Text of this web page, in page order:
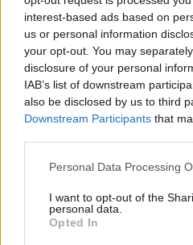
interest-based ads based on
us or personal information
your opt-out. You may
disclosure of your personal
IAB’s list of downstream
also be disclosed by us to third
Downstream Participants that
Personal Data Processing
I want to opt-out of the
personal data.
Opted In
αύξησης καυσίμων
ReFuelEU Aviation.
Προβλέπεται
χρονοθυρίδες
αεροπορικές
εξαιρεθούν από τις
λόγω προβλημάτων
στα αεροδρόμια.
«δικαιολογημένης μη